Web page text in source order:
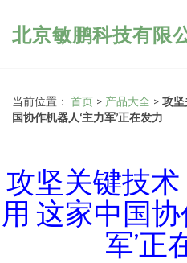
北京敏鹏科技有限
当前位置： 首页 > 产品大全 > 攻坚
国协作机器人‘主力军’正在发力
攻坚关键技
用 这家中国协
军’正